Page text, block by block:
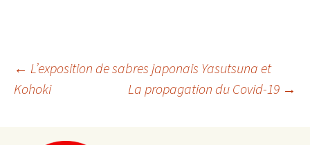
Navigation
← L’exposition de sabres japonais Yasutsuna et
Kohoki
La propagation du Covid-19 →